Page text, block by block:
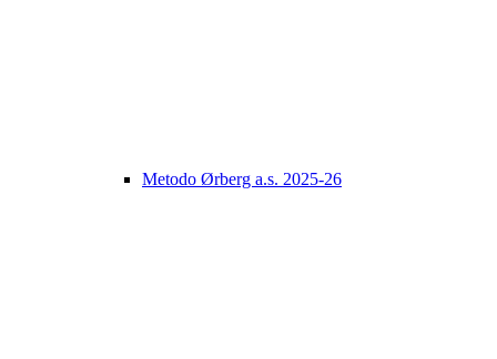
Metodo Ørberg a.s. 2025-26